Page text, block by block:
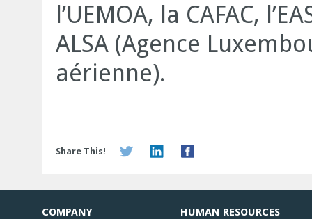
l’UEMOA, la CAFAC,
ALSA (Agence
aérienne).
Share This!
COMPANY HUMAN RESOURCES